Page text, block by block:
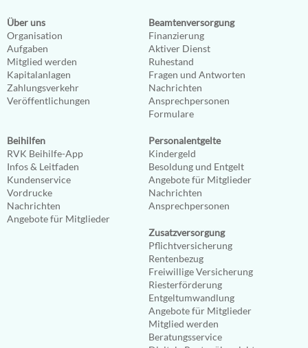
Über uns
Organisation
Aufgaben
Mitglied werden
Kapitalanlagen
Zahlungsverkehr
Veröffentlichungen
Beamtenversorgung
Finanzierung
Aktiver Dienst
Ruhestand
Fragen und Antworten
Nachrichten
Ansprechpersonen
Formulare
Beihilfen
RVK Beihilfe-App
Infos & Leitfaden
Kundenservice
Vordrucke
Nachrichten
Angebote für Mitglieder
Personalentgelte
Kindergeld
Besoldung und Entgelt
Angebote für Mitglieder
Nachrichten
Ansprechpersonen
Zusatzversorgung
Pflichtversicherung
Rentenbezug
Freiwillige Versicherung
Riesterförderung
Entgeltumwandlung
Angebote für Mitglieder
Mitglied werden
Beratungsservice